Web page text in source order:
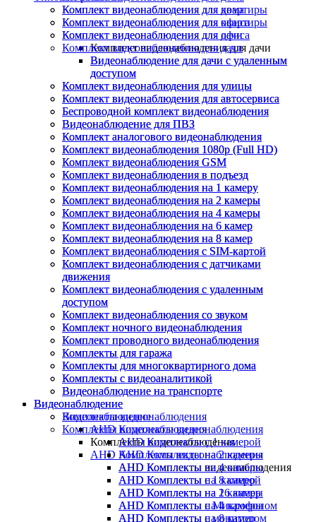
Комплект видеонаблюдения для квартиры
Комплект видеонаблюдения для офиса
Комплект видеонаблюдения для дачи
Комплект видеонаблюдения для дачи
Видеонаблюдение для дачи с удаленным
доступом
Комплект видеонаблюдения для улицы
Комплект видеонаблюдения для автосервиса
Беспроводной комплект видеонаблюдения
Видеонаблюдение для ПВЗ
Комплект аналогового видеонаблюдения
Комплект видеонаблюдения 1080p (Full HD)
Комплект видеонаблюдения GSM
Комплект видеонаблюдения в подъезд
Комплект видеонаблюдения на 1 камеру
Комплект видеонаблюдения на 2 камеры
Комплект видеонаблюдения на 4 камеры
Комплект видеонаблюдения на 6 камер
Комплект видеонаблюдения на 8 камер
Комплект видеонаблюдения с SIM-картой
Комплект видеонаблюдения с датчиками
движения
Комплект видеонаблюдения с удаленным
доступом
Комплект видеонаблюдения со звуком
Комплект ночного видеонаблюдения
Комплект проводного видеонаблюдения
Комплекты для гаража
Комплекты для многоквартирного дома
Комплекты с видеоаналитикой
Видеонаблюдение на транспорте
Видеонаблюдение
Видеонаблюдение
Комплекты видеонаблюдения
Комплекты видеонаблюдения
AHD Комплекты видеонаблюдения
AHD Комплекты видеонаблюдения
AHD Комплекты с 1 камерой
AHD Комплекты на 2 камеры
AHD Комплекты на 4 камеры
AHD Комплекты на 8 камер
Комплект видеонаблюдения для дома
Комплект видеонаблюдения для квартиры
Комплект видеонаблюдения для офиса
Комплект видеонаблюдения для дачи
Видеонаблюдение для дачи с удаленным
доступом
Комплект видеонаблюдения для улицы
Комплект видеонаблюдения для автосервиса
Беспроводной комплект видеонаблюдения
Видеонаблюдение для ПВЗ
Комплект аналогового видеонаблюдения
Комплект видеонаблюдения 1080p (Full HD)
Комплект видеонаблюдения GSM
Комплект видеонаблюдения в подъезд
Комплект видеонаблюдения на 1 камеру
Комплект видеонаблюдения на 2 камеры
Комплект видеонаблюдения на 4 камеры
Комплект видеонаблюдения на 6 камер
Комплект видеонаблюдения на 8 камер
Комплект видеонаблюдения с SIM-картой
Комплект видеонаблюдения с датчиками
движения
Комплект видеонаблюдения с удаленным
доступом
Комплект видеонаблюдения со звуком
Комплект ночного видеонаблюдения
Комплект проводного видеонаблюдения
Комплекты для гаража
Комплекты для многоквартирного дома
Комплекты с видеоаналитикой
Видеонаблюдение на транспорте
Видеонаблюдение
Комплекты видеонаблюдения
AHD Комплекты видеонаблюдения
AHD Комплекты с 1 камерой
AHD Комплекты на 2 камеры
AHD Комплекты на 4 камеры
AHD Комплекты на 8 камер
AHD Комплекты на 16 камер
AHD Комплекты с Микрофоном
AHD Комплекты с монитором